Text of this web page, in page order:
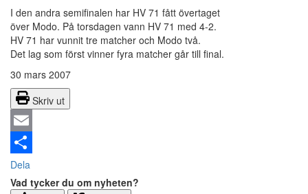
I den andra semifinalen har HV 71 fått övertaget
över Modo. På torsdagen vann HV 71 med 4-2.
HV 71 har vunnit tre matcher och Modo två.
Det lag som först vinner fyra matcher går till final.
30 mars 2007
Skriv ut
Email
Dela
Vad tycker du om nyheten?